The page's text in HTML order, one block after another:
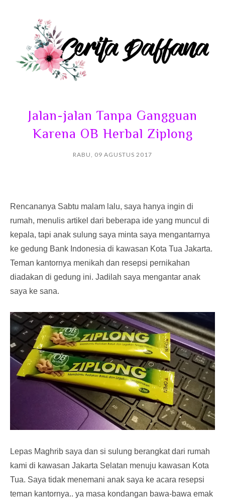
Jalan-jalan Tanpa Gangguan
Karena OB Herbal Ziplong
RABU, 09 AGUSTUS 2017
Rencananya Sabtu malam lalu, saya hanya ingin di
rumah, menulis artikel dari beberapa ide yang muncul di
kepala, tapi anak sulung saya minta saya mengantarnya
ke gedung Bank Indonesia di kawasan Kota Tua Jakarta.
Teman kantornya menikah dan resepsi pernikahan
diadakan di gedung ini. Jadilah saya mengantar anak
saya ke sana.
Lepas Maghrib saya dan si sulung berangkat dari rumah
kami di kawasan Jakarta Selatan menuju kawasan Kota
Tua. Saya tidak menemani anak saya ke acara resepsi
teman kantornya.. ya masa kondangan bawa-bawa emak